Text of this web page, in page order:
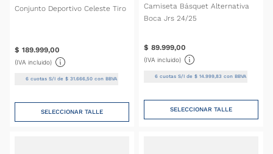
Conjunto Deportivo Celeste Tiro
$ 189.999,00
(IVA incluido)
6 cuotas S/I de$ 31 .666 ,50 con BBVA
SELECCIONAR TALLE
Camiseta Básquet Alternativa
Boca Jrs 24/25
$ 89.999,00
(IVA incluido)
6cuotas S/I de $ 14. 999, 83con BBVA
SELECCIONAR TALLE